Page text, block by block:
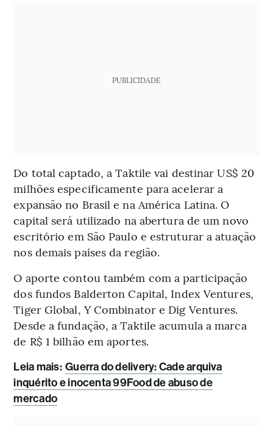
PUBLICIDADE
Do total captado, a Taktile vai destinar US$ 20
milhões especificamente para acelerar a
expansão no Brasil e na América Latina. O
capital será utilizado na abertura de um novo
escritório em São Paulo e estruturar a atuação
nos demais países da região.
O aporte contou também com a participação
dos fundos Balderton Capital, Index Ventures,
Tiger Global, Y Combinator e Dig Ventures.
Desde a fundação, a Taktile acumula a marca
de R$ 1 bilhão em aportes.
Leia mais: Guerra do delivery: Cade arquiva
inquérito e inocenta 99Food de abuso de
mercado